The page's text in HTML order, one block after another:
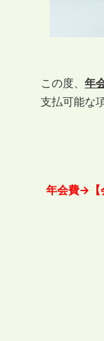
この度、 年
支払可能な
年会費→【